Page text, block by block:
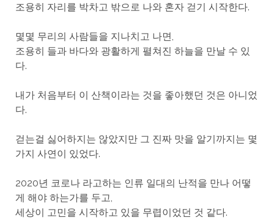
조용히 자리를 박차고 밖으로 나와 혼자 걷기 시작한다.
몇몇 무리의 사람들을 지나치고 나면,
조용히 들과 바다와 광활하게 펼쳐진 하늘을 만날 수 있
다.
내가 처음부터 이 산책이라는 것을 좋아했던 것은 아니었
다.
걷는걸 싫어하지는 않았지만 그 진짜 맛을 알기까지는 몇
가지 사연이 있었다.
2020년 코로나 라고하는 인류 일대의 난적을 만나 어떻
게 해야 하는가를 두고,
세상이 고민을 시작하고 있을 무렵이었던 것 같다.